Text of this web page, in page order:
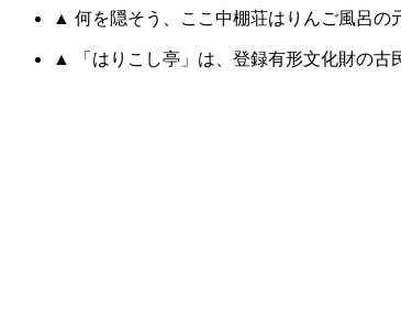
▲ 何を隠そう、ここ中棚荘はりんご風呂の
▲ 「はりこし亭」は、登録有形文化財の古